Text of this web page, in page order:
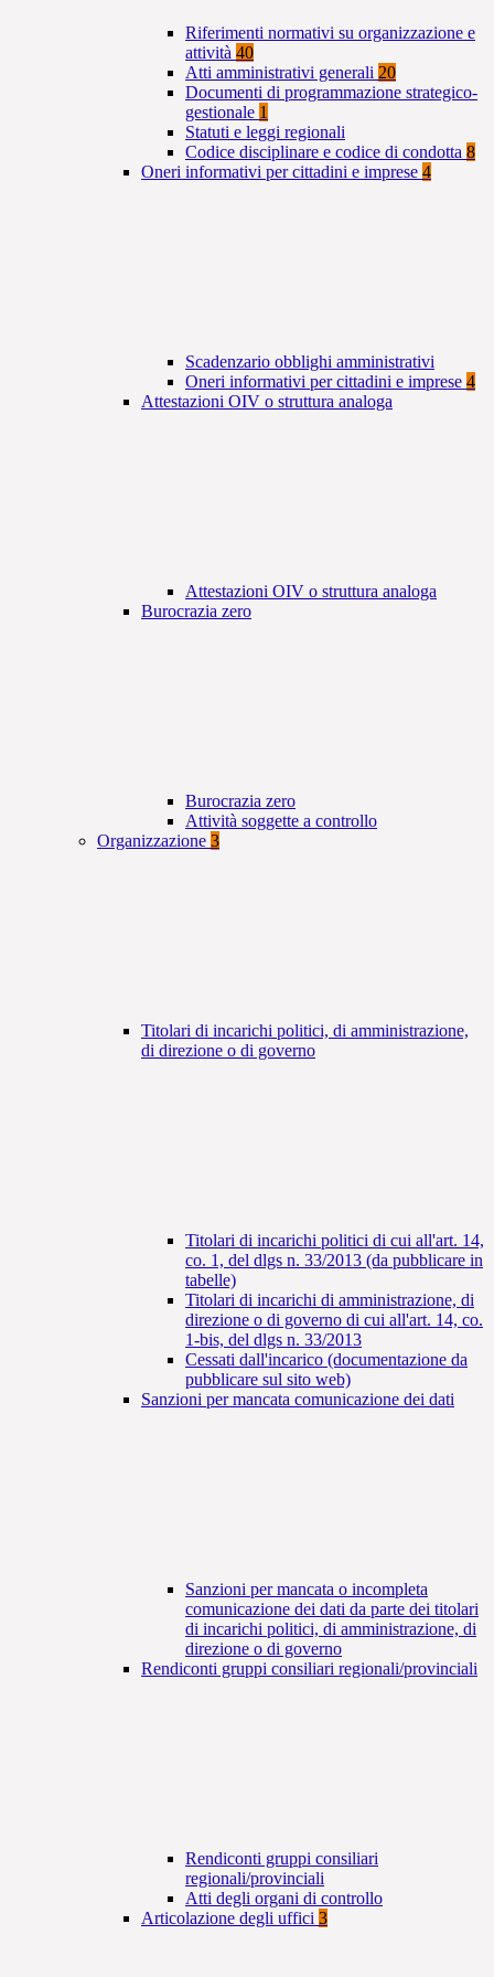
Riferimenti normativi su organizzazione e
attività 40
Atti amministrativi generali 20
Documenti di programmazione strategico-
gestionale 1
Statuti e leggi regionali
Codice disciplinare e codice di condotta 8
Oneri informativi per cittadini e imprese 4
Scadenzario obblighi amministrativi
Oneri informativi per cittadini e imprese 4
Attestazioni OIV o struttura analoga
Attestazioni OIV o struttura analoga
Burocrazia zero
Burocrazia zero
Attività soggette a controllo
Organizzazione 3
Titolari di incarichi politici, di amministrazione,
di direzione o di governo
Titolari di incarichi politici di cui all'art. 14,
co. 1, del dlgs n. 33/2013 (da pubblicare in
tabelle)
Titolari di incarichi di amministrazione, di
direzione o di governo di cui all'art. 14, co.
1-bis, del dlgs n. 33/2013
Cessati dall'incarico (documentazione da
pubblicare sul sito web)
Sanzioni per mancata comunicazione dei dati
Sanzioni per mancata o incompleta
comunicazione dei dati da parte dei titolari
di incarichi politici, di amministrazione, di
direzione o di governo
Rendiconti gruppi consiliari regionali/provinciali
Rendiconti gruppi consiliari
regionali/provinciali
Atti degli organi di controllo
Articolazione degli uffici 3